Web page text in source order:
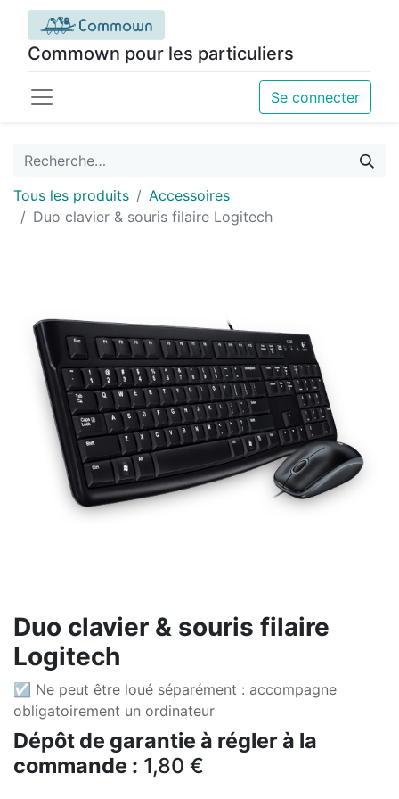
Commown pour les particuliers
Se connecter
Tous les produits
Accessoires
Duo clavier & souris filaire Logitech
Duo clavier & souris filaire
Logitech
☑ Ne peut être loué séparément : accompagne
obligatoirement un ordinateur
Dépôt de garantie à régler à la
commande : 1,80 €